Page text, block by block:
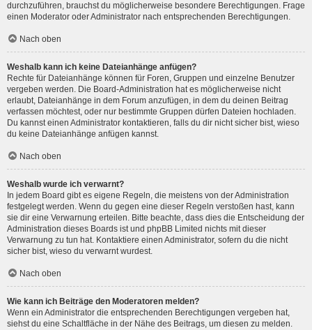
durchzuführen, brauchst du möglicherweise besondere Berechtigungen. Frage
einen Moderator oder Administrator nach entsprechenden Berechtigungen.
Nach oben
Weshalb kann ich keine Dateianhänge anfügen?
Rechte für Dateianhänge können für Foren, Gruppen und einzelne Benutzer
vergeben werden. Die Board-Administration hat es möglicherweise nicht
erlaubt, Dateianhänge in dem Forum anzufügen, in dem du deinen Beitrag
verfassen möchtest, oder nur bestimmte Gruppen dürfen Dateien hochladen.
Du kannst einen Administrator kontaktieren, falls du dir nicht sicher bist, wieso
du keine Dateianhänge anfügen kannst.
Nach oben
Weshalb wurde ich verwarnt?
In jedem Board gibt es eigene Regeln, die meistens von der Administration
festgelegt werden. Wenn du gegen eine dieser Regeln verstoßen hast, kann
sie dir eine Verwarnung erteilen. Bitte beachte, dass dies die Entscheidung der
Administration dieses Boards ist und phpBB Limited nichts mit dieser
Verwarnung zu tun hat. Kontaktiere einen Administrator, sofern du die nicht
sicher bist, wieso du verwarnt wurdest.
Nach oben
Wie kann ich Beiträge den Moderatoren melden?
Wenn ein Administrator die entsprechenden Berechtigungen vergeben hat,
siehst du eine Schaltfläche in der Nähe des Beitrags, um diesen zu melden.